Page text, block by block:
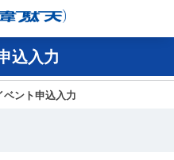
込入力
ベント申込入力